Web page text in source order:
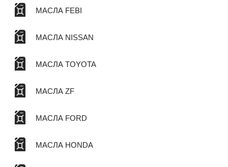
МАСЛА FEBI
МАСЛА NISSAN
МАСЛА TOYOTA
МАСЛА ZF
МАСЛА FORD
МАСЛА HONDA